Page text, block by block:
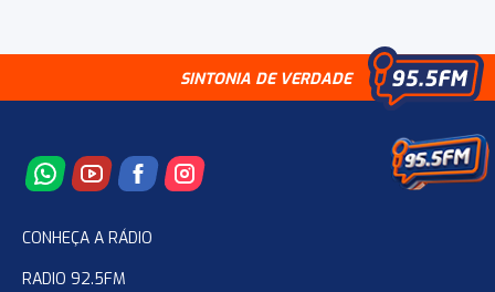
SINTONIA DE VERDADE
CONHEÇA A RÁDIO
RADIO 92.5FM